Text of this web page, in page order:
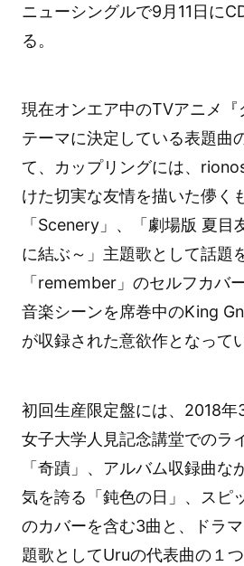
ニューシングルで9月11日に
る。
現在オンエア中のTVアニメ『
テーマに決定している表題曲
て、カップリングには、
けた切実な友情を描いた儚く
「Scenery」、「劇場版 夏目
に結ぶ～」主題歌として話題
「remember」のセルフカバ
音楽シーンを席巻中のKing
が収録された意欲作となって
初回生産限定盤には、2018年
女子大学人見記念講堂でのラ
「奇蹟」、アルバム収録曲な
気を誇る「鈍色の日」、スピ
のカバーを含む3曲と、ドラ
題歌としてUruの代表曲の１